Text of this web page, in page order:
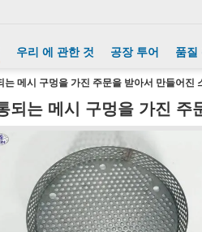
우리 에 관한 것 공장 투어 품질
는 메시 구멍을 가진 주문을 받아서 만들어진
되는 메시 구멍을 가진 주